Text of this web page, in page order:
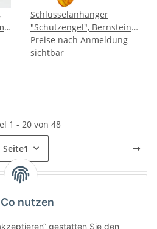
nutzen
gestatten Sie den
Schlüsselanhänger
"Schutzengel", Bernstein
inkl. "Sack & Pack"
Preise nach Anmeldung
sichtbar
1 - 20 von 48
Seite1